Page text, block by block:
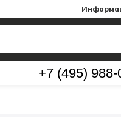
+7 (495) 988-